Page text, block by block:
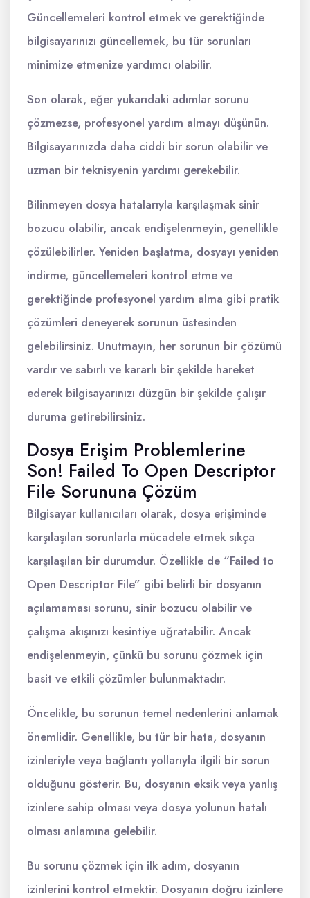
Güncellemeleri kontrol etmek ve gerektiğinde
bilgisayarınızı güncellemek, bu tür sorunları
minimize etmenize yardımcı olabilir.
Son olarak, eğer yukarıdaki adımlar sorunu
çözmezse, profesyonel yardım almayı düşünün.
Bilgisayarınızda daha ciddi bir sorun olabilir ve
uzman bir teknisyenin yardımı gerekebilir.
Bilinmeyen dosya hatalarıyla karşılaşmak sinir
bozucu olabilir, ancak endişelenmeyin, genellikle
çözülebilirler. Yeniden başlatma, dosyayı yeniden
indirme, güncellemeleri kontrol etme ve
gerektiğinde profesyonel yardım alma gibi pratik
çözümleri deneyerek sorunun üstesinden
gelebilirsiniz. Unutmayın, her sorunun bir çözümü
vardır ve sabırlı ve kararlı bir şekilde hareket
ederek bilgisayarınızı düzgün bir şekilde çalışır
duruma getirebilirsiniz.
Dosya Erişim Problemlerine
Son! Failed To Open Descriptor
File Sorununa Çözüm
Bilgisayar kullanıcıları olarak, dosya erişiminde
karşılaşılan sorunlarla mücadele etmek sıkça
karşılaşılan bir durumdur. Özellikle de “Failed to
Open Descriptor File” gibi belirli bir dosyanın
açılamaması sorunu, sinir bozucu olabilir ve
çalışma akışınızı kesintiye uğratabilir. Ancak
endişelenmeyin, çünkü bu sorunu çözmek için
basit ve etkili çözümler bulunmaktadır.
Öncelikle, bu sorunun temel nedenlerini anlamak
önemlidir. Genellikle, bu tür bir hata, dosyanın
izinleriyle veya bağlantı yollarıyla ilgili bir sorun
olduğunu gösterir. Bu, dosyanın eksik veya yanlış
izinlere sahip olması veya dosya yolunun hatalı
olması anlamına gelebilir.
Bu sorunu çözmek için ilk adım, dosyanın
izinlerini kontrol etmektir. Dosyanın doğru izinlere